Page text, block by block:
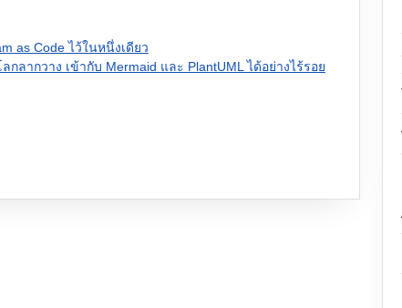
as Code ไว้ในหนึ่งเดียว
ลากวาง เข้ากับ Mermaid และ PlantUML ได้อย่างไร้รอย